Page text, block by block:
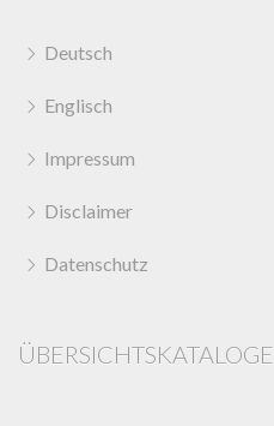
Deutsch
Englisch
Impressum
Disclaimer
Datenschutz
ÜBERSICHTSKATALOGE